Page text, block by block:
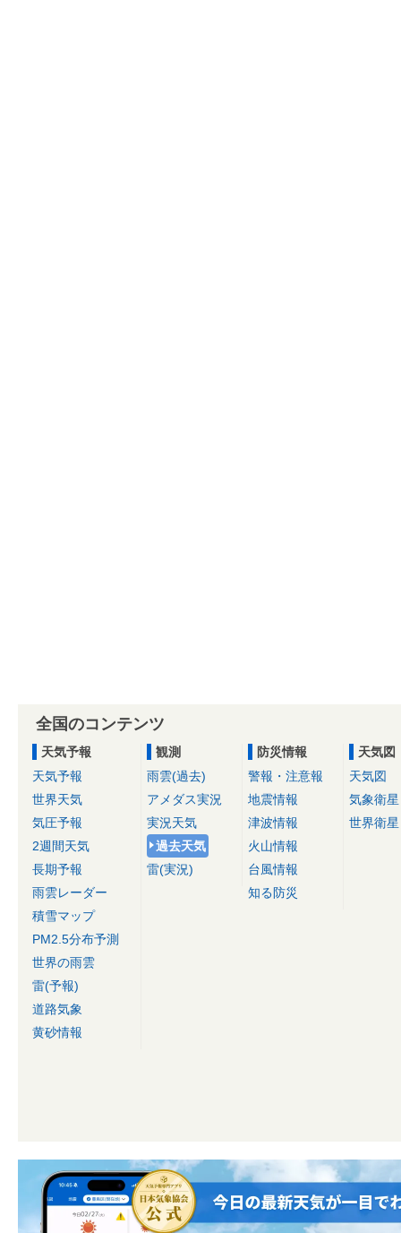
全国のコンテンツ
天気予報
天気予報
世界天気
気圧予報
2週間天気
長期予報
雨雲レーダー
積雪マップ
PM2.5分布予測
世界の雨雲
雷(予報)
道路気象
黄砂情報
観測
雨雲(過去)
アメダス実況
実況天気
過去天気
雷(実況)
防災情報
警報・注意報
地震情報
津波情報
火山情報
台風情報
知る防災
天気図
天気図
気象衛星
世界衛星